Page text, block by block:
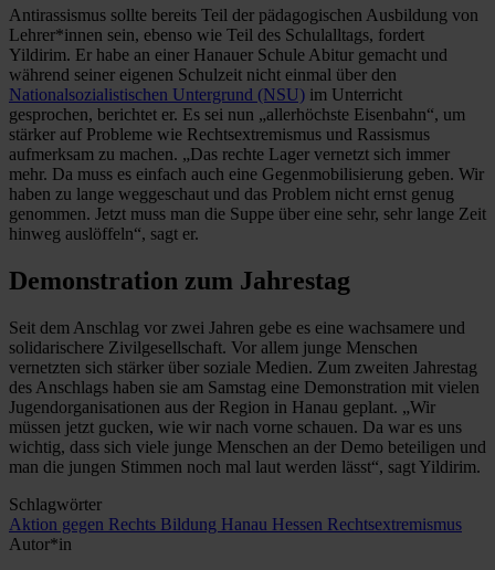
Antirassismus sollte bereits Teil der pädagogischen Ausbildung von
Lehrer*innen sein, ebenso wie Teil des Schulalltags, fordert
Yildirim. Er habe an einer Hanauer Schule Abitur gemacht und
während seiner eigenen Schulzeit nicht einmal über den
Nationalsozialistischen Untergrund (NSU) im Unterricht
gesprochen, berichtet er. Es sei nun „allerhöchste Eisenbahn“, um
stärker auf Probleme wie Rechtsextremismus und Rassismus
aufmerksam zu machen. „Das rechte Lager vernetzt sich immer
mehr. Da muss es einfach auch eine Gegenmobilisierung geben. Wir
haben zu lange weggeschaut und das Problem nicht ernst genug
genommen. Jetzt muss man die Suppe über eine sehr, sehr lange Zeit
hinweg auslöffeln“, sagt er.
Demonstration zum Jahrestag
Seit dem Anschlag vor zwei Jahren gebe es eine wachsamere und
solidarischere Zivilgesellschaft. Vor allem junge Menschen
vernetzten sich stärker über soziale Medien. Zum zweiten Jahrestag
des Anschlags haben sie am Samstag eine Demonstration mit vielen
Jugendorganisationen aus der Region in Hanau geplant. „Wir
müssen jetzt gucken, wie wir nach vorne schauen. Da war es uns
wichtig, dass sich viele junge Menschen an der Demo beteiligen und
man die jungen Stimmen noch mal laut werden lässt“, sagt Yildirim.
Schlagwörter
Aktion gegen Rechts Bildung Hanau Hessen Rechtsextremismus
Autor*in